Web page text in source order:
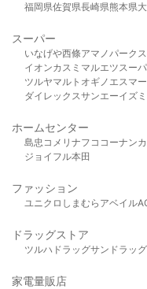
福岡県佐賀県長崎県熊本県
スーパー
いなげや西條アマノパークス
イオンカスミ マルエツスー
ツルヤマルト オギノ エスマ
ダイレックスサンエーイズ
ホームセンター
島忠 コメリ ナフコ コーナン
ジョイフル本田
ファッション
ユニクロ しまむら アベイル
ドラッグストア
ツルハドラッグサンドラッグ
家電量販店